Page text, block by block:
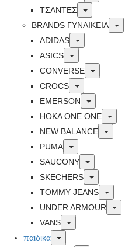
ΤΣΑΝΤΕΣ
Toggle
BRANDS ΓΥΝΑΙΚΕΊΑ
Toggle
ADIDAS
Toggle
ASICS
Toggle
CONVERSE
Toggle
CROCS
Toggle
EMERSON
Toggle
HOKA ONE ONE
Toggle
NEW BALANCE
Toggle
PUMA
Toggle
SAUCONY
Toggle
SKECHERS
Toggle
TOMMY JEANS
Toggle
UNDER ARMOUR
Toggle
VANS
Toggle
παιδικα
Toggle